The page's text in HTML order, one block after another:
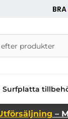
BRA
Danira Telecom
Surfplatta
–